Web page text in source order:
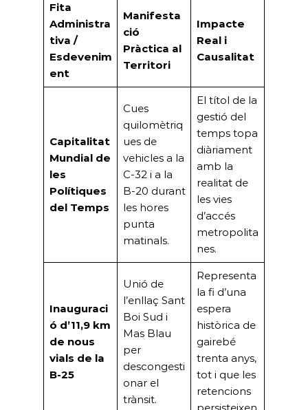
Fita
Administra
tiva /
Esdevenim
ent
Manifesta
ció
Pràctica al
Territori
Impacte
Real i
Causalitat
Capitalitat
Mundial de
les
Polítiques
del Temps
Cues
quilomètriq
ues de
vehicles a la
C-32 i a la
B-20 durant
les hores
punta
matinals.
El títol de la
gestió del
temps topa
diàriament
amb la
realitat de
les vies
d’accés
metropolita
nes.
Inauguraci
ó d’11,9 km
de nous
vials de la
B-25
Unió de
l’enllaç Sant
Boi Sud i
Mas Blau
per
descongesti
onar el
trànsit.
Representa
la fi d’una
espera
històrica de
gairebé
trenta anys,
tot i que les
retencions